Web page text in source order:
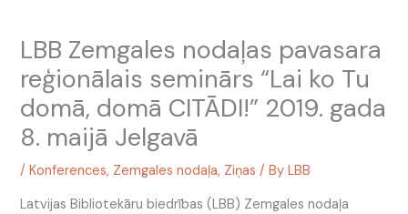
LBB Zemgales nodaļas pavasara
reģionālais seminārs “Lai ko Tu
domā, domā CITĀDI!” 2019. gada
8. maijā Jelgavā
/Konferences, Zemgales nodaļa, Ziņas / ByLBB
Latvijas Bibliotekāru biedrības (LBB) Zemgales nodaļa